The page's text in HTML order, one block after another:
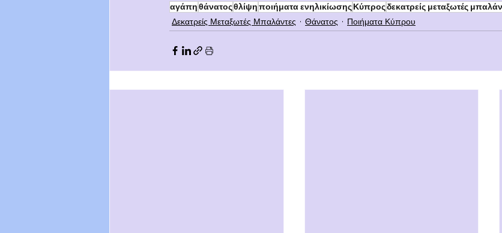
αγάπηθάνατοςθλίψηποιήματα ενηλικίωσηςΚύπροςδεκατρείς μεταξωτές
Δεκατρείς Μεταξωτές Μπαλάντες
Θάνατος Ποιήματα Κύπρου